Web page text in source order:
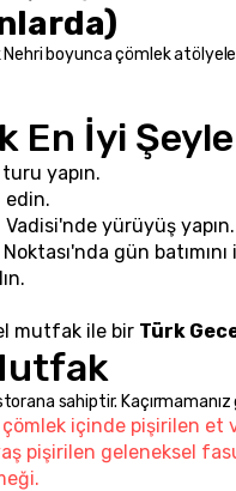
Nehri boyunca çömlek
En İyi
yapın.
edin.
yürüyüş yapın.
gün
mutfak ile bir Türk
sahiptir. Kaçırmamanız
çömlek içinde pişirilen et
pişirilen geleneksel